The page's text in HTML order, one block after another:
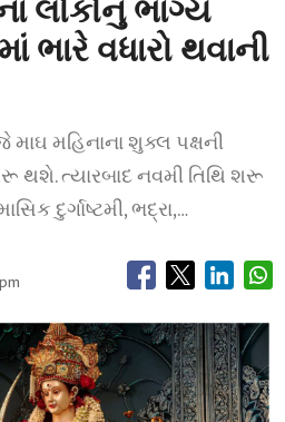
લોકોનું ભાગ્ય
વધારો થવાની
મહિનાના શુક્લ પક્ષની
થશે. ત્યારબાદ નવમી તિથિ શરૂ
દુર્ગાષ્ટમી, ભદ્રા,…